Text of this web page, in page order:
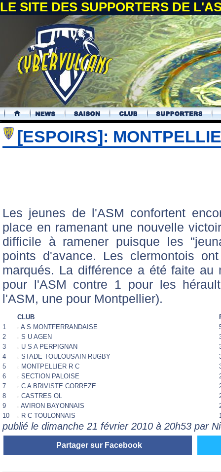
LE SITE DES SUPPORTERS DE
.
[ESPOIRS]:
Les jeunes de l'ASM confortent
place en ramenant une nouvelle
difficile à ramener puisque les
points d'avance. Les clermontois
marqués. La différence a été faite au
pour l'ASM contre 1 pour les
l'ASM, une pour Montpellier).
CLUB
1
A S MONTFERRANDAISE
2
S U AGEN
3
U S A PERPIGNAN
4
STADE TOULOUSAIN RUGBY
5
MONTPELLIER R C
6
SECTION PALOISE
7
C A BRIVISTE CORREZE
8
CASTRES OL
9
AVIRON BAYONNAIS
10
R C TOULONNAIS
publié le dimanche 21 février 2010 à 20h53 par
Partager sur Facebook